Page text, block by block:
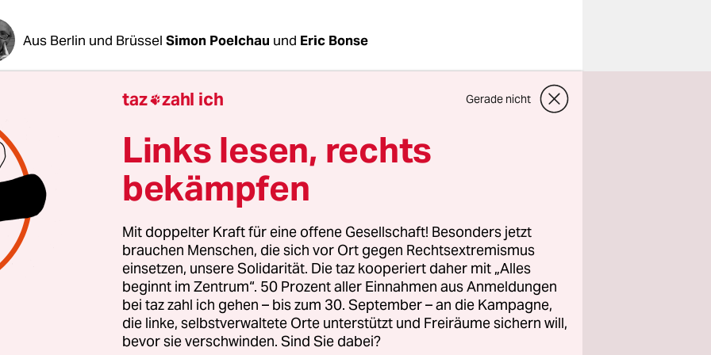
Aus Berlin und Brüssel Simon Poelchau und Eric Bonse
wollte Wirtschaftsminister Robert Habeck die
Autobranche nach dem Krisengipfel nicht nach Hause
versprach der Grünen-Politiker ihnen etwas, das den
nicht belastet, aber Deutschlands wichtigster
könnte: Er wolle sich in Brüssel dafür einsetzen, dass
CO
wie eine etwa von SPD-Politiker*innen oder VW ins Spiel
Kaufprämie für Elektroautos, lehnte Habeck zwar ab.
Maßnahmen als Schnellschüsse oder
taz zahl ich Gerade nicht
Links lesen, rechts
bekämpfen
Mit doppelter Kraft für eine offene Gesellschaft! Besonders jetzt
brauchen Menschen, die sich vor Ort gegen Rechtsextremismus
einsetzen, unsere Solidarität. Die taz kooperiert daher mit „Alles
beginnt im Zentrum“. 50 Prozent aller Einnahmen aus Anmeldungen
bei taz zahl ich gehen – bis zum 30. September – an die Kampagne,
die linke, selbstverwaltete Orte unterstützt und Freiräume sichern will,
bevor sie verschwinden. Sind Sie dabei?